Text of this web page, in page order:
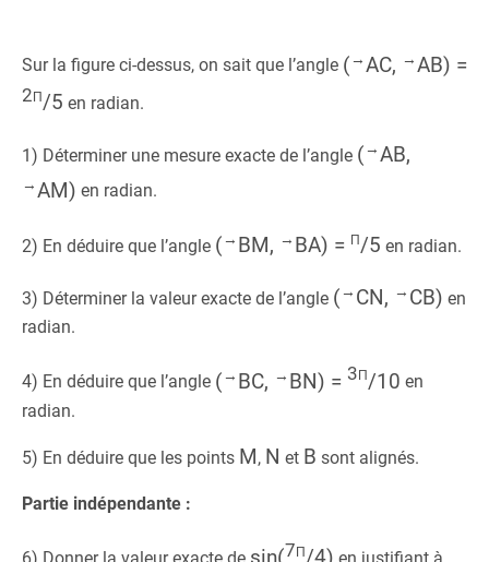
Sur la figure ci-dessus, on sait que l’angle (→AC, →AB) =
2π/5 en radian.
1) Déterminer une mesure exacte de l’angle (→AB,
→AM) en radian.
2) En déduire que l’angle (→ BM, → BA) = π/5 en radian.
3) Déterminer la valeur exacte de l’angle (→ CN, → CB) en
radian.
4) En déduire que l’angle (→ BC, → BN) = 3π/10 en
radian.
5) En déduire que les points M, N et B sont alignés.
Partie indépendante :
7π